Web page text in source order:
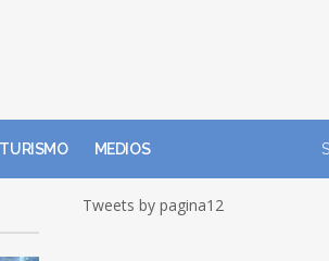
TURISMO MEDIOS
Tweets by pagina12